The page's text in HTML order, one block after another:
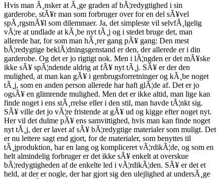
Hvis man Ã¸nsker at Ã¸ge graden af bÃ¦redygtighed i sin
garderobe, stÃ¥r man som forbruger over for en del sÃ¥vel
spÃ¸rgsmÃ¥l som dilemmaer. Ja, det simpleste vil selvfÃ¸lgelig
vÃ¦re at undlade at kÃ¸be nyt tÃ¸j og i stedet bruge det, man
allerede har, for som man hÃ¸rer gang pÃ¥ gang: Den mest
bÃ¦redygtige beklÃ¦dningsgenstand er den, der allerede er i din
garderobe. Og det er jo rigtigt nok. Men i lÃ¦ngden er det mÃ¥ske
ikke sÃ¥ spÃ¦ndende aldrig at fÃ¥ nyt tÃ¸j. SÃ¥ er der den
mulighed, at man kan gÃ¥ i genbrugsforretninger og kÃ¸be noget
tÃ¸j, som en anden person allerede har haft glÃ¦de af. Det er jo
ogsÃ¥ en glimrende mulighed. Men det er ikke altid, man lige kan
finde noget i ens stÃ¸rrelse eller i den stil, man havde tÃ¦nkt sig.
SÃ¥ ville det jo vÃ¦re fristende at gÃ¥ ud og kigge efter noget nyt.
Her vil det dulme pÃ¥ ens samvittighed, hvis man kan finde noget
nyt tÃ¸j, der er lavet af sÃ¥ bÃ¦redygtige materialer som muligt. Det
er nu lettere sagt end gjort, for de materialer, som benyttes til
tÃ¸jproduktion, har en lang og kompliceret vÃ¦rdikÃ¦de, og som en
helt almindelig forbruger er det ikke sÃ¥ enkelt at overskue
bÃ¦redygtigheden af de enkelte led i vÃ¦rdikÃ¦den. SÃ¥ er det et
held, at der er nogle, der har gjort sig den ulejlighed at undersÃ¸ge